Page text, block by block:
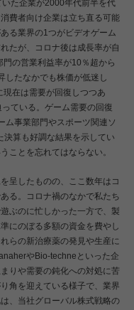
た企業が2000年代前半を代
費者向け企業は立ち直る可能
る業界の1つがビデオゲーム
たが、コロナ後は成長率が自
の営業利益率が10％超から
したなかでも株価が低迷し
在は需要が回復しつつあ
ている。ゲーム需要の回復
ム事業部門やスポーツ関連ソ
決算も好調な結果を示してい
ことを忘れてはならない。
呈したものの、ここ数年はコ
る。コロナ禍のなかで私たち
ぶのに忙しかった一方で、製
にのぼる多額の資金を費やし
らの新治療薬の発見や生産に
やBio-techneといった企
りや需要の鈍化への対処に苦
角を迎えている様子で、業界
、当社グローバル株式戦略の